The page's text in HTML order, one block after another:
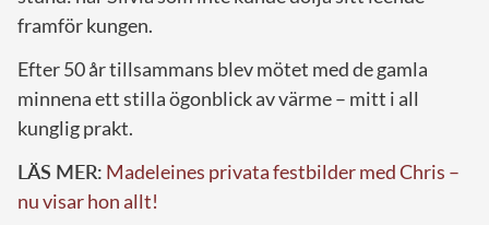
framför kungen.
Efter 50 år tillsammans blev mötet med de gamla
minnena ett stilla ögonblick av värme – mitt i all
kunglig prakt.
LÄS MER: Madeleines privata festbilder med Chris –
nu visar hon allt!